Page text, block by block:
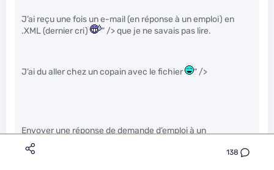
138
J’ai reçu une fois un e-mail (en réponse à un emploi) en
.XML (dernier cri)
" /> que je ne savais pas lire.
J’ai du aller chez un copain avec le fichier " />
Envoyer une réponse de demande d’emploi à un
développeur en C par exemple n’est pas incohérent